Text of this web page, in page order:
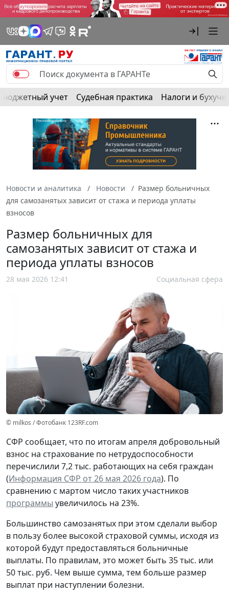
Бюджетный учет Судебная практика Налоги и
Новости и аналитика Новости
Размер больничных
для самозанятых зависит от стажа и периода уплаты
взносов
Размер больничных для
самозанятых зависит от стажа и
периода уплаты взносов
28 мая 2026 12:41 Социальная сфера
© milkos / Фотобанк 123RF.com
СФР сообщает, что по итогам апреля добровольный
взнос на страхование по нетрудоспособности
перечислили 7,2 тыс. работающих на себя граждан
(Информация СФР от 26 мая 2026 года). По
сравнению с мартом число таких участников
программы увеличилось на 23%.
Большинство самозанятых при этом сделали выбор
в пользу более высокой страховой суммы, исходя из
которой будут предоставляться больничные
выплаты. По правилам, это может быть 35 тыс. или
50 тыс. руб. Чем выше сумма, тем больше размер
выплат при наступлении болезни.